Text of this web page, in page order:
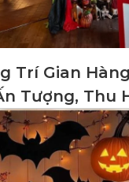
Trí Gian Hàng
Tượng, Thu